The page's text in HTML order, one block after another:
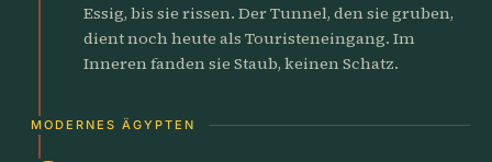
Essig, bis sie rissen. Der Tunnel, den sie gruben,
dient noch heute als Touristeneingang. Im
Inneren fanden sie Staub, keinen Schatz.
MODERNES ÄGYPTEN